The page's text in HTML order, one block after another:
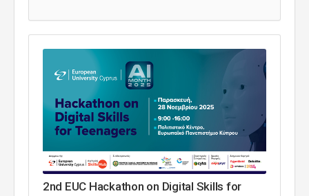
2nd EUC Hackathon on Digital Skills for